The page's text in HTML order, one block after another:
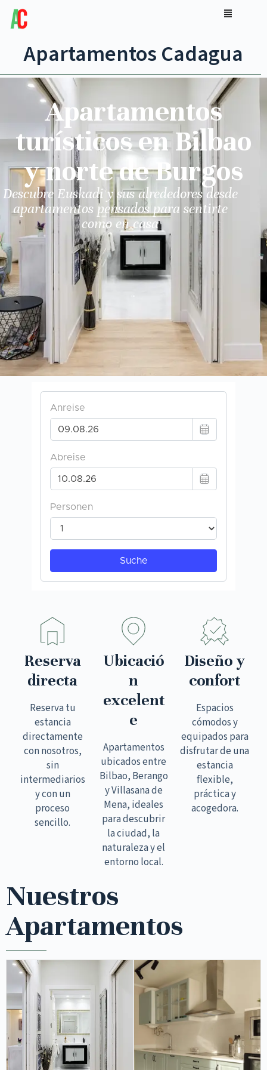
Apartamentos Cadagua
Apartamentos
turísticos en Bilbao
y norte de Burgos
Descubre Euskadi y sus alrededores desde
apartamentos pensados para sentirte
como en casa
Reserva
directa
Reserva tu
estancia
directamente
con nosotros,
sin
intermediarios
y con un
proceso
sencillo.
Ubicació
n
excelent
e
Apartamentos
ubicados entre
Bilbao, Berango
y Villasana de
Mena, ideales
para descubrir
la ciudad, la
naturaleza y el
entorno local.
Diseño y
confort
Espacios
cómodos y
equipados para
disfrutar de una
estancia
flexible,
práctica y
acogedora.
Nuestros
Apartamentos